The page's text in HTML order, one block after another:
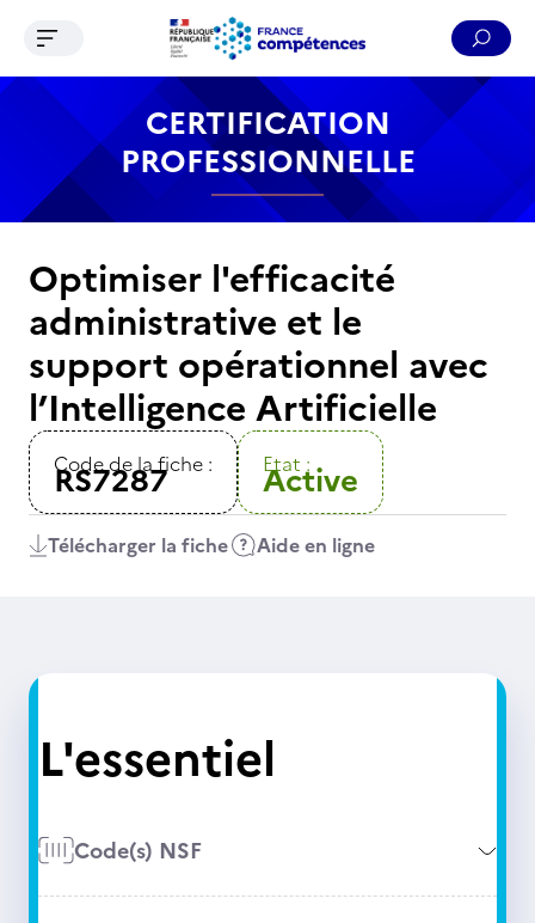
Contenu Recherche Menu Pied de page
Ouvrir le menu de navigation
CERTIFICATION
PROFESSIONNELLE
Optimiser l'efficacité
administrative et le
support opérationnel avec
l’Intelligence Artificielle
Code de la fiche :
RS7287 Etat :
Active
Télécharger la fiche Aide en ligne
L'essentiel
Code(s) NSF